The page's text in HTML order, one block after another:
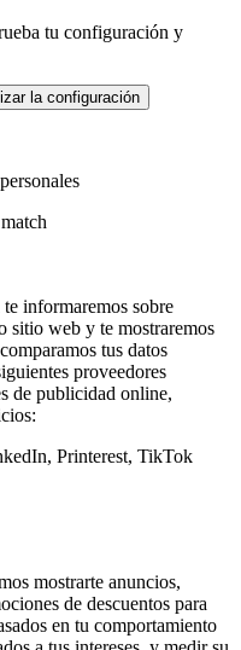
tu configuración y
la configuración
informaremos sobre
sitio web y te mostraremos
tus datos
proveedores
de publicidad online,
Printerest, TikTok
mostrarte anuncios,
de descuentos para
en tu comportamiento